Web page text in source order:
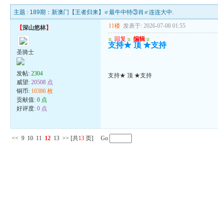
主题 : 189期：新澳门【王者归来】≌最牛中特③肖≌连连大中.
【深山悠林】
圣骑士
发帖:2304
威望:20508 点
铜币: 10386 枚
贡献值:0 点
好评度:0 点
11楼 发表于: 2026-07-08 01:55
u 回复 u 编辑 u
支持★ 顶 ★支持
支持★ 顶 ★支持
<< 9 10 11 12 13 >> [共13 页] Go